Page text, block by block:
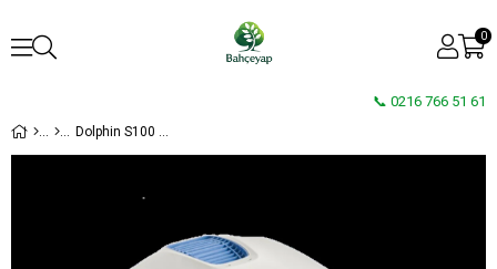
0
📞 0216 766 51 61
Dolphin S100 Havuz Robotu